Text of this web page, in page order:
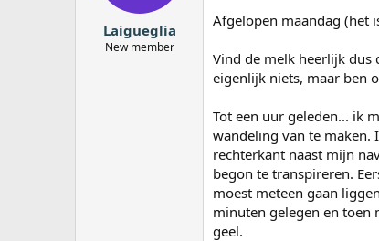
Laigueglia
New member
Afgelopen maandag (het
Vind de melk heerlijk dus
eigenlijk niets, maar ben
Tot een uur geleden... ik
wandeling van te maken.
rechterkant naast mijn
begon te transpireren.
moest meteen gaan
minuten gelegen en
geel.